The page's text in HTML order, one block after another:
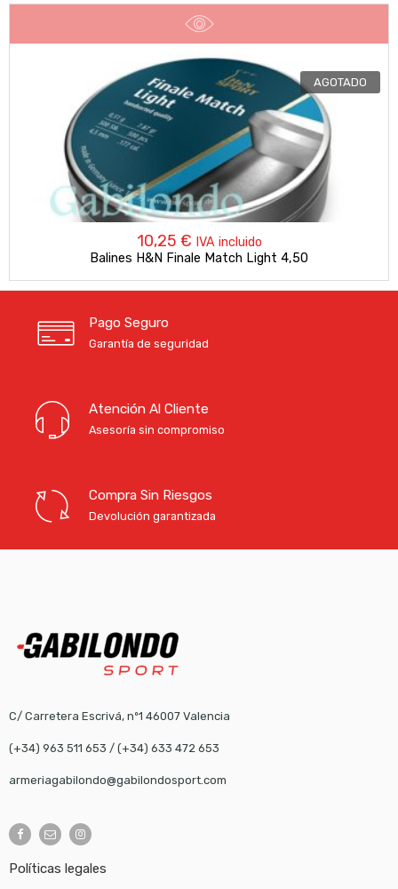
AGOTADO
10,25 € IVA incluido
Balines H&N Finale Match Light 4,50
Pago Seguro
Garantía de seguridad
Atención Al Cliente
Asesoría sin compromiso
Compra Sin Riesgos
Devolución garantizada
C/ Carretera Escrivá, nº1 46007 Valencia
(+34) 963 511 653 / (+34) 633 472 653
armeriagabilondo@gabilondosport.com
Políticas legales